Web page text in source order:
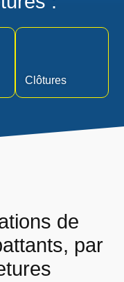
Clôtures
de
par